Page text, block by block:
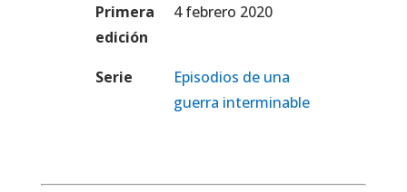
Primera
edición
4 febrero 2020
Serie
Episodios de una
guerra interminable